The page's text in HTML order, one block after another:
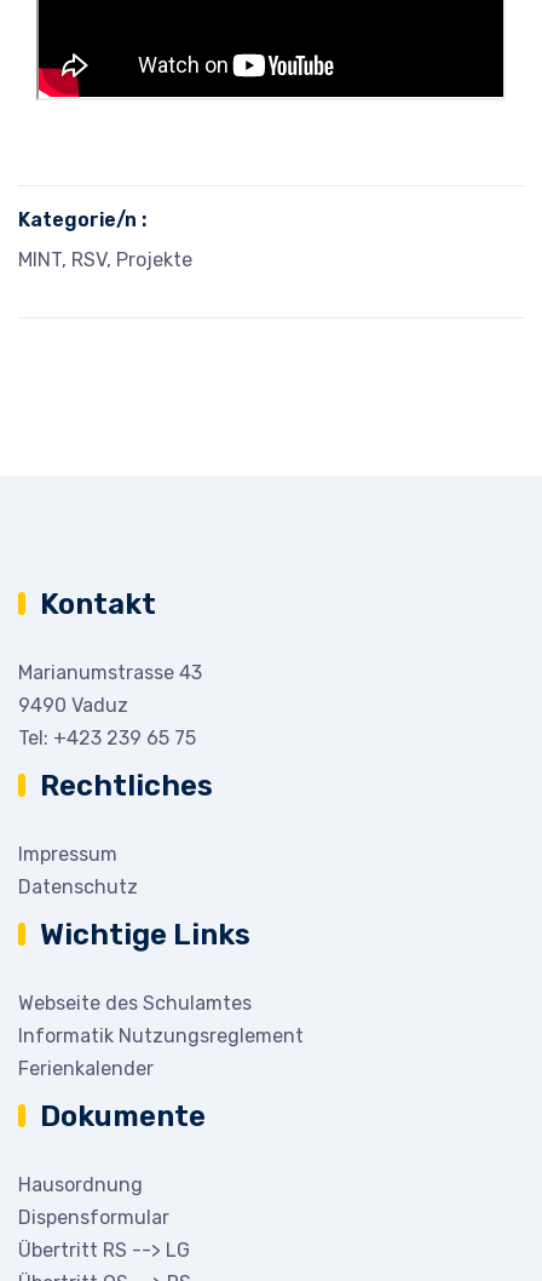
Kategorie/n :
MINT, RSV, Projekte
Kontakt
Marianumstrasse 43
9490 Vaduz
Tel: +423 239 65 75
Rechtliches
Impressum
Datenschutz
Wichtige Links
Webseite des Schulamtes
Informatik Nutzungsreglement
Ferienkalender
Dokumente
Hausordnung
Dispensformular
Übertritt RS --> LG